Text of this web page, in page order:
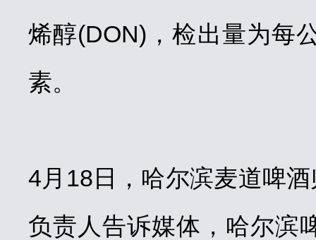
烯醇(DON)，检出量为每
素。
4月18日，哈尔滨麦道啤
负责人告诉媒体，哈尔滨